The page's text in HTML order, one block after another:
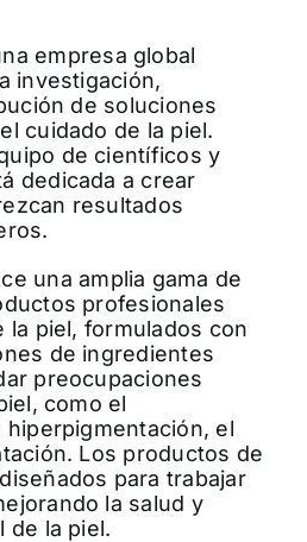
empresa global
investigación,
de soluciones
cuidado de la piel.
de científicos y
dedicada a crear
resultados
una amplia gama de
profesionales
la piel, formulados con
de ingredientes
preocupaciones
como el
hiperpigmentación, el
Los productos de
para trabajar
la salud y
de la piel.